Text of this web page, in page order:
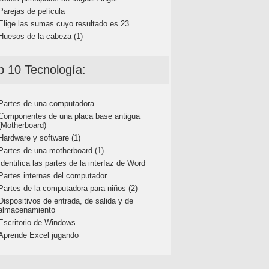
de película
las sumas cuyo resultado es 23
de la cabeza (1)
10 Tecnología:
de una computadora
de una placa base antigua
y software (1)
de una motherboard (1)
las partes de la interfaz de Word
internas del computador
de la computadora para niños (2)
de entrada, de salida y de
de Windows
Excel jugando